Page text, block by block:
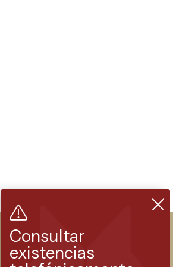
Consultar
existencias